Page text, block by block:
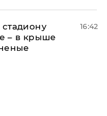
– в крыше
16:42